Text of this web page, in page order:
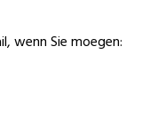
wenn Sie moegen: